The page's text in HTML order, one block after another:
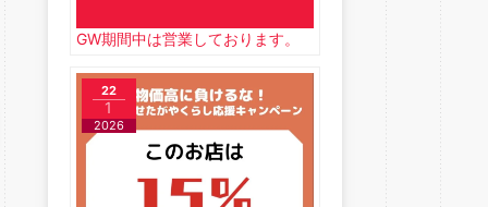
GW期間中は営業しております。
22
1
2026